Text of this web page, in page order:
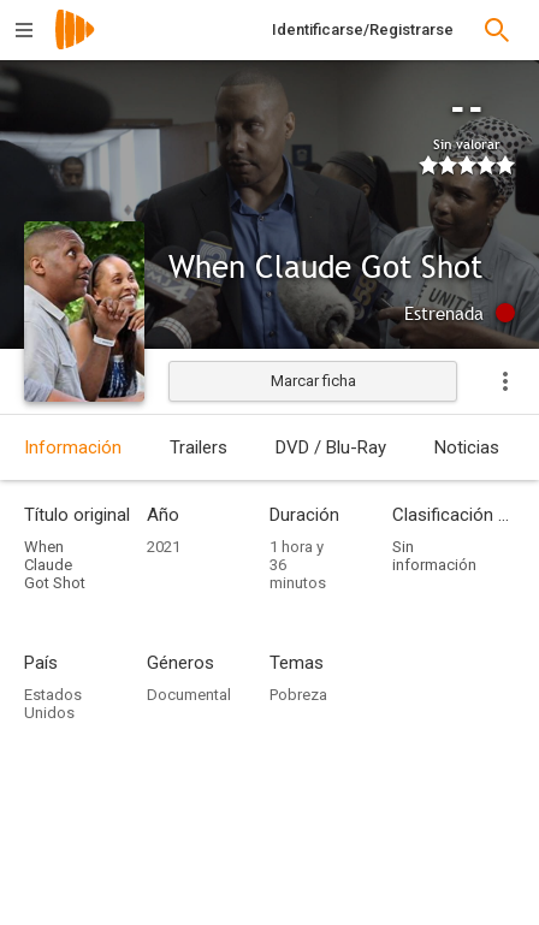
Identificarse/Registrarse
--
Sin valorar
When Claude Got Shot
Estrenada
Marcar ficha
Información Trailers DVD / Blu-Ray Noticias
Título original
When
Claude
Got Shot
Año
2021
Duración
1 hora y
36
minutos
Clasificación por edades
Sin
información
País
Estados
Unidos
Géneros
Documental
Temas
Pobreza